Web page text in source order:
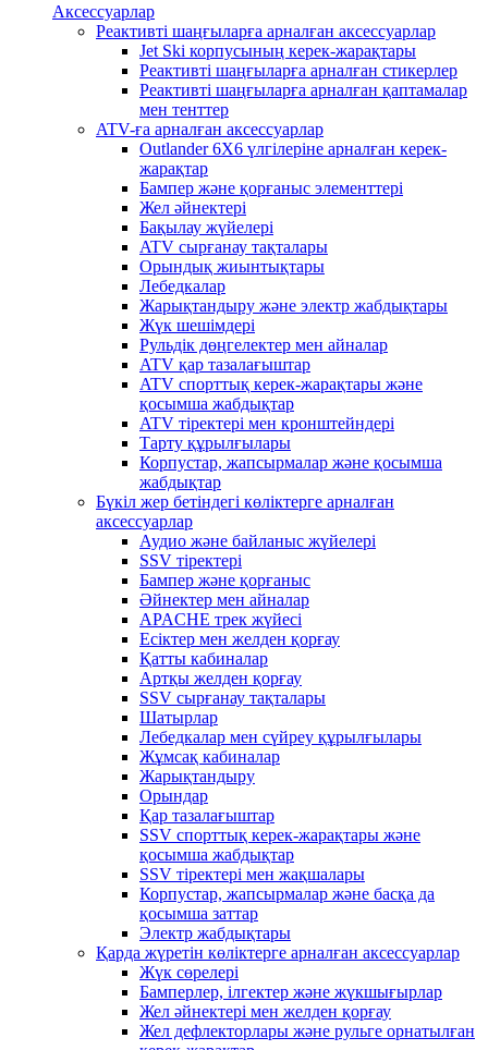
Аксессуарлар
Реактивті шаңғыларға арналған аксессуарлар
Jet Ski корпусының керек-жарақтары
Реактивті шаңғыларға арналған стикерлер
Реактивті шаңғыларға арналған қаптамалар
мен тенттер
ATV-ға арналған аксессуарлар
Outlander 6X6 үлгілеріне арналған керек-
жарақтар
Бампер және қорғаныс элементтері
Жел әйнектері
Бақылау жүйелері
ATV сырғанау тақталары
Орындық жиынтықтары
Лебедкалар
Жарықтандыру және электр жабдықтары
Жүк шешімдері
Рульдік дөңгелектер мен айналар
ATV қар тазалағыштар
ATV спорттық керек-жарақтары және
қосымша жабдықтар
ATV тіректері мен кронштейндері
Тарту құрылғылары
Корпустар, жапсырмалар және қосымша
жабдықтар
Бүкіл жер бетіндегі көліктерге арналған
аксессуарлар
Аудио және байланыс жүйелері
SSV тіректері
Бампер және қорғаныс
Әйнектер мен айналар
APACHE трек жүйесі
Есіктер мен желден қорғау
Қатты кабиналар
Артқы желден қорғау
SSV сырғанау тақталары
Шатырлар
Лебедкалар мен сүйреу құрылғылары
Жұмсақ кабиналар
Жарықтандыру
Орындар
Қар тазалағыштар
SSV спорттық керек-жарақтары және
қосымша жабдықтар
SSV тіректері мен жақшалары
Корпустар, жапсырмалар және басқа да
қосымша заттар
Электр жабдықтары
Қарда жүретін көліктерге арналған аксессуарлар
Жүк сөрелері
Бамперлер, ілгектер және жүкшығырлар
Жел әйнектері мен желден қорғау
Жел дефлекторлары және рульге орнатылған